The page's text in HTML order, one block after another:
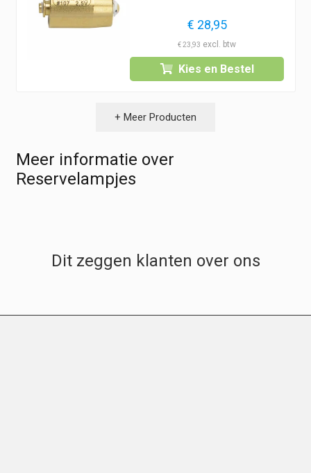
€ 28,95
€23,93
Kies en Bestel
+ Meer Producten
Meer informatie over
Reservelampjes
Dit zeggen klanten over ons